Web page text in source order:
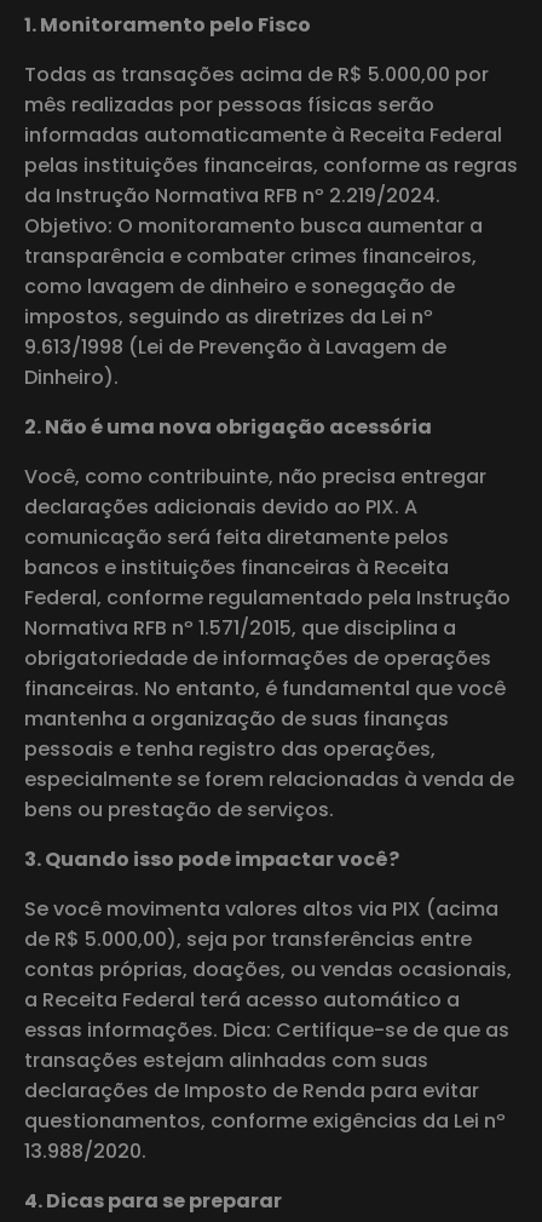
1. Monitoramento pelo Fisco
Todas as transações acima de R$ 5.000,00 por
mês realizadas por pessoas físicas serão
informadas automaticamente à Receita Federal
pelas instituições financeiras, conforme as regras
da Instrução Normativa RFB nº 2.219/2024.
Objetivo: O monitoramento busca aumentar a
transparência e combater crimes financeiros,
como lavagem de dinheiro e sonegação de
impostos, seguindo as diretrizes da Lei nº
9.613/1998 (Lei de Prevenção à Lavagem de
Dinheiro).
2. Não é uma nova obrigação acessória
Você, como contribuinte, não precisa entregar
declarações adicionais devido ao PIX. A
comunicação será feita diretamente pelos
bancos e instituições financeiras à Receita
Federal, conforme regulamentado pela Instrução
Normativa RFB nº 1.571/2015, que disciplina a
obrigatoriedade de informações de operações
financeiras. No entanto, é fundamental que você
mantenha a organização de suas finanças
pessoais e tenha registro das operações,
especialmente se forem relacionadas à venda de
bens ou prestação de serviços.
3. Quando isso pode impactar você?
Se você movimenta valores altos via PIX (acima
de R$ 5.000,00), seja por transferências entre
contas próprias, doações, ou vendas ocasionais,
a Receita Federal terá acesso automático a
essas informações. Dica: Certifique-se de que as
transações estejam alinhadas com suas
declarações de Imposto de Renda para evitar
questionamentos, conforme exigências da Lei nº
13.988/2020.
4. Dicas para se preparar